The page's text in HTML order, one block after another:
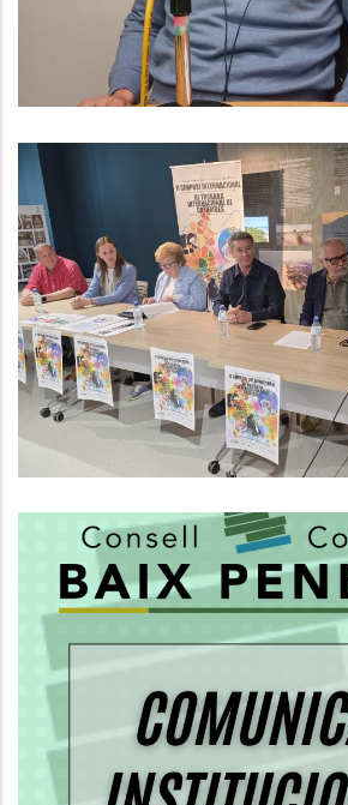
Medi
El Baix Penedès
Simposi Internacional
La III Trobada
Catifaires Per Impulsar
Efímer Cap Al
La UNESCO
Altres
El Consell Comarcal
Penedès Aclareix
Recollida De
Medi